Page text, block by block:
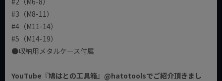
#3（M8-11）
#4（M11-14）
#5（M14-19）
●収納用メタルケース付属
YouTube『鳩はとの工具箱』@hatotoolsでご紹介頂きまし